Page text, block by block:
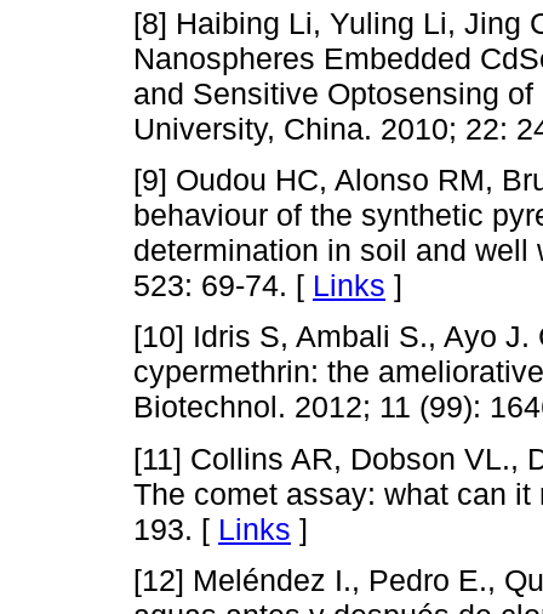
[8] Haibing Li, Yuling Li, Jing
Nanospheres Embedded
and Sensitive Optosensing
University, China. 2010; 22:
[9] Oudou HC, Alonso RM,
behaviour of the synthetic
determination in soil and well
523: 69-74. [ Links ]
[10] Idris S, Ambali S., Ayo
cypermethrin: the
Biotechnol. 2012; 11 (99):
[11] Collins AR, Dobson VL.,
The comet assay: what can
193. [ Links ]
[12] Meléndez I., Pedro E.,